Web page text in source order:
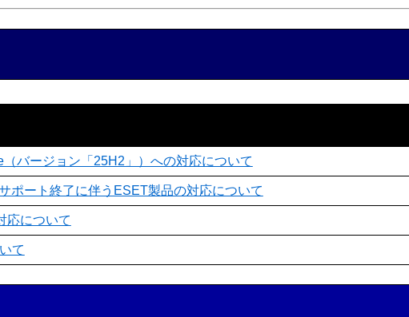
バージョン「25H2」）への対応について
ポート終了に伴うESET製品の対応について
応について
て